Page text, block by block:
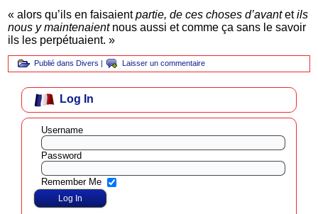
« alors qu’ils en faisaientpartie, de ces choses d’avantetils
nous y maintenaient nous aussi et comme ça sans le savoir
ils les perpétuaient. »
Publié dans Divers | Laisser un commentaire
Log In
Username
Password
Remember Me